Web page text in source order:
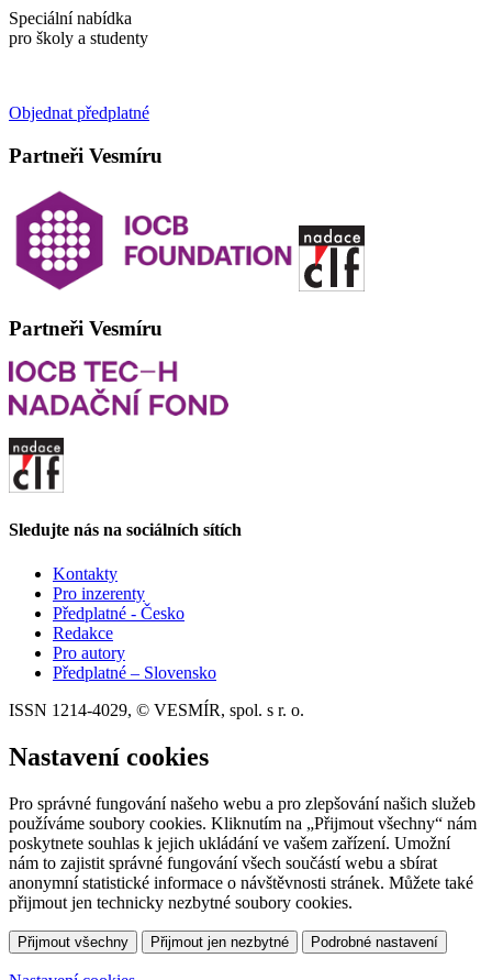
Speciální nabídka
pro školy a studenty
Objednat předplatné
Partneři Vesmíru
Partneři Vesmíru
Sledujte nás na sociálních sítích
Kontakty
Pro inzerenty
Předplatné - Česko
Redakce
Pro autory
Předplatné – Slovensko
ISSN 1214-4029, © VESMÍR, spol. s r. o.
Nastavení cookies
Pro správné fungování našeho webu a pro zlepšování našich služeb
používáme soubory cookies. Kliknutím na „Přijmout všechny“ nám
poskytnete souhlas k jejich ukládání ve vašem zařízení. Umožní
nám to zajistit správné fungování všech součástí webu a sbírat
anonymní statistické informace o návštěvnosti stránek. Můžete také
přijmout jen technicky nezbytné soubory cookies.
Přijmout všechny Přijmout jen nezbytné Podrobné nastavení